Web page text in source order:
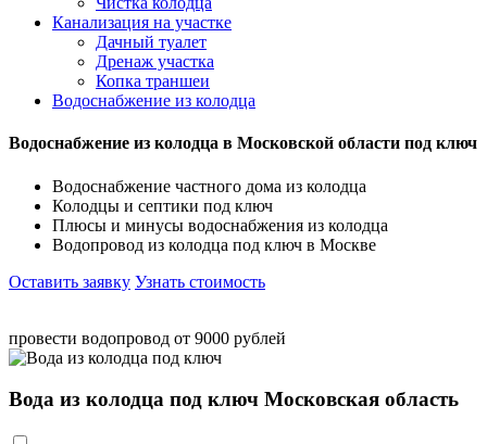
Канализация на участке
Дачный туалет
Дренаж участка
Копка траншеи
Водоснабжение из колодца
Водоснабжение из колодца в Московской области под ключ
Водоснабжение частного дома из колодца
Колодцы и септики под ключ
Плюсы и минусы водоснабжения из колодца
Водопровод из колодца под ключ в Москве
Оставить заявку Узнать стоимость
провести водопровод от 9000 рублей
Вода из колодца под ключ Московская область